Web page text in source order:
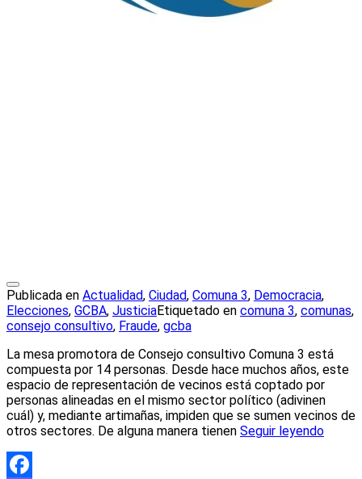
Publicada en Actualidad, Ciudad, Comuna 3, Democracia,
Elecciones, GCBA, JusticiaEtiquetado en comuna 3, comunas,
consejo consultivo, Fraude, gcba
La mesa promotora de Consejo consultivo Comuna 3 está
compuesta por 14 personas. Desde hace muchos años, este
espacio de representación de vecinos está coptado por
personas alineadas en el mismo sector político (adivinen
cuál) y, mediante artimañas, impiden que se sumen vecinos de
otros sectores. De alguna manera tienen Seguir leyendo